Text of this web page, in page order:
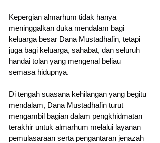
Kepergian almarhum tidak hanya
meninggalkan duka mendalam bagi
keluarga besar Dana Mustadhafin, tetapi
juga bagi keluarga, sahabat, dan seluruh
handai tolan yang mengenal beliau
semasa hidupnya.
Di tengah suasana kehilangan yang begitu
mendalam, Dana Mustadhafin turut
mengambil bagian dalam pengkhidmatan
terakhir untuk almarhum melalui layanan
pemulasaraan serta pengantaran jenazah